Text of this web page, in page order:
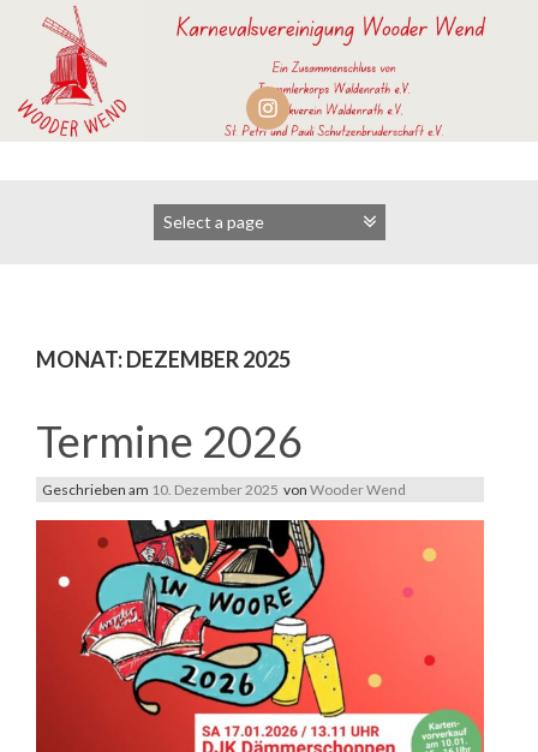
springen
MONAT:DEZEMBER 2025
Termine 2026
Geschrieben am 10. Dezember 2025 von Wooder Wend